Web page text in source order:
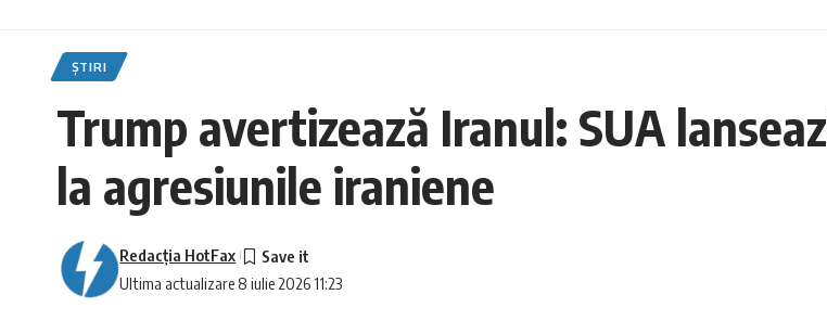
ȘTIRI
Trump avertizează Iranul: SUA
la agresiunile iraniene
Ultima actualizare 8 iulie 2026 11:23
Redacţia HotFax